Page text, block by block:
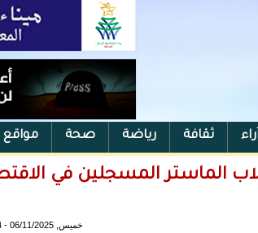
ثقافة رياضة صحة مواقع
تشجيعية لطلاب الماستر المسجلين في
خميس, 06/11/2025 - 19:24